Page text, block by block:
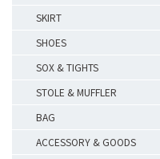
SKIRT
SHOES
SOX & TIGHTS
STOLE & MUFFLER
BAG
ACCESSORY & GOODS